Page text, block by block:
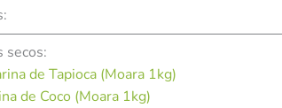
secos:
de Tapioca (Moara 1kg)
de Coco (Moara 1kg)